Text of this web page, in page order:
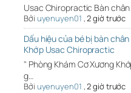
Usac Chiropractic Bàn
Bởi uyenuyen01 ,2 giờ trước
Dấu hiệu của bé bị bàn
Khớp Usac Chiropractic
" Phòng Khám Cơ Xương
g…
Bởi uyenuyen01 ,2 giờ trước